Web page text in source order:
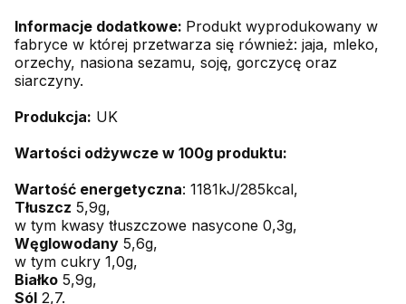
Informacje dodatkowe: Produkt wyprodukowany w
fabryce w której przetwarza się również: jaja, mleko,
orzechy, nasiona sezamu, soję, gorczycę oraz
siarczyny.
Produkcja: UK
Wartości odżywcze w 100g produktu:
Wartość energetyczna: 1181kJ/285kcal,
Tłuszcz 5,9g,
w tym kwasy tłuszczowe nasycone 0,3g,
Węglowodany 5,6g,
w tym cukry 1,0g,
Białko 5,9g,
Sól 2,7.